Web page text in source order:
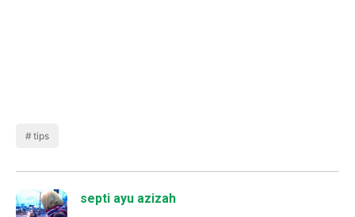
tips
septi ayu azizah